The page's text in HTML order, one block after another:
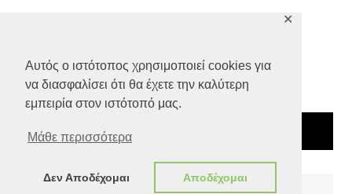
Αυτός ο ιστότοπος χρησιμοποιεί cookies για
να διασφαλίσει ότι θα έχετε την καλύτερη
εμπειρία στον ιστότοπό μας.
Μάθε περισσότερα
Δεν Αποδέχομαι Αποδέχομαι
✕